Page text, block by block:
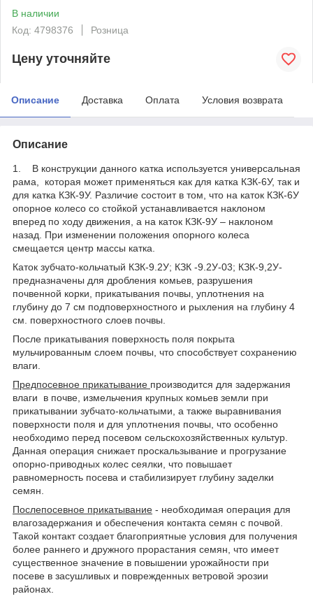
В наличии
Код: 4798376
Розница
Цену уточняйте
Описание Доставка Оплата Условия возврата
Описание
1. В конструкции данного катка используется универсальная
рама, которая может применяться как для катка КЗК-6У, так и
для катка КЗК-9У. Различие состоит в том, что на каток КЗК-6У
опорное колесо со стойкой устанавливается наклоном
вперед по ходу движения, а на каток КЗК-9У – наклоном
назад. При изменении положения опорного колеса
смещается центр массы катка.
Каток зубчато-кольчатый КЗК-9.2У; КЗК -9.2У-03; КЗК-9,2У-
предназначены для дробления комьев, разрушения
почвенной корки, прикатывания почвы, уплотнения на
глубину до 7 см подповерхностного и рыхления на глубину 4
см. поверхностного слоев почвы.
После прикатывания поверхность поля покрыта
мульчированным слоем почвы, что способствует сохранению
влаги.
Предпосевное прикатывание производится для задержания
влаги в почве, измельчения крупных комьев земли при
прикатывании зубчато-кольчатыми, а также выравнивания
поверхности поля и для уплотнения почвы, что особенно
необходимо перед посевом сельскохозяйственных культур.
Данная операция снижает проскальзывание и прогрузание
опорно-приводных колес сеялки, что повышает
равномерность посева и стабилизирует глубину заделки
семян.
Послепосевное прикатывание - необходимая операция для
влагозадержания и обеспечения контакта семян с почвой.
Такой контакт создает благоприятные условия для получения
более раннего и дружного прорастания семян, что имеет
существенное значение в повышении урожайности при
посеве в засушливых и поврежденных ветровой эрозии
районах.